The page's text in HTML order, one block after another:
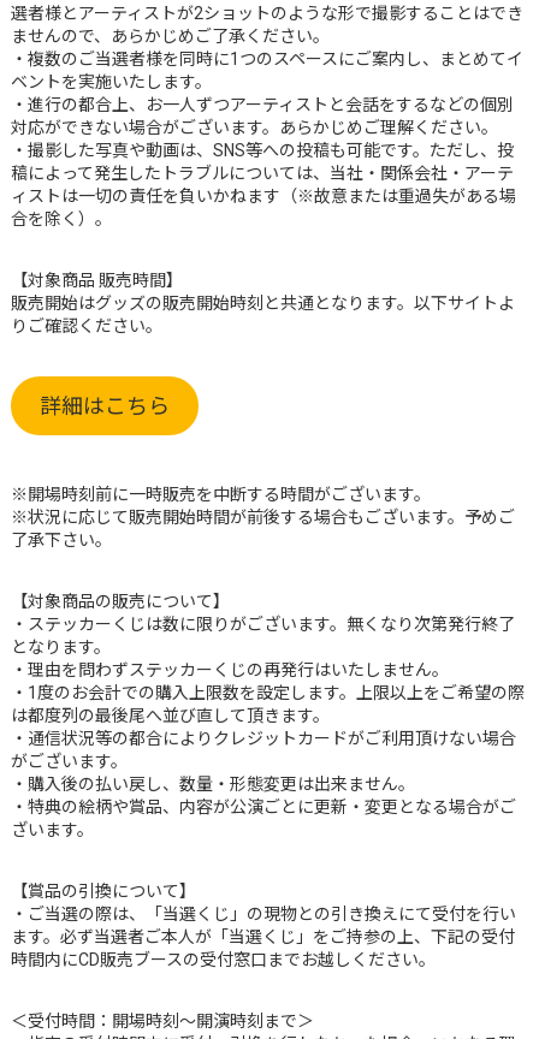
選者様とアーティストが2ショットのような形で撮影することはでき
ませんので、あらかじめご了承ください。
・複数のご当選者様を同時に1つのスペースにご案内し、まとめてイ
ベントを実施いたします。
・進行の都合上、お一人ずつアーティストと会話をするなどの個別
対応ができない場合がございます。あらかじめご理解ください。
・撮影した写真や動画は、SNS等への投稿も可能です。ただし、投
稿によって発生したトラブルについては、当社・関係会社・アーテ
ィストは一切の責任を負いかねます（※故意または重過失がある場
合を除く）。
【対象商品 販売時間】
販売開始はグッズの販売開始時刻と共通となります。以下サイトよ
りご確認ください。
詳細はこちら
※開場時刻前に一時販売を中断する時間がございます。
※状況に応じて販売開始時間が前後する場合もございます。予めご
了承下さい。
【対象商品の販売について】
・ステッカーくじは数に限りがございます。無くなり次第発行終了
となります。
・理由を問わずステッカーくじの再発行はいたしません。
・1度のお会計での購入上限数を設定します。上限以上をご希望の際
は都度列の最後尾へ並び直して頂きます。
・通信状況等の都合によりクレジットカードがご利用頂けない場合
がございます。
・購入後の払い戻し、数量・形態変更は出来ません。
・特典の絵柄や賞品、内容が公演ごとに更新・変更となる場合がご
ざいます。
【賞品の引換について】
・ご当選の際は、「当選くじ」の現物との引き換えにて受付を行い
ます。必ず当選者ご本人が「当選くじ」をご持参の上、下記の受付
時間内にCD販売ブースの受付窓口までお越しください。
＜受付時間：開場時刻～開演時刻まで＞